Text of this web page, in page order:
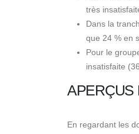
très
Dans la
que 24 % en
Pour le
insatisfaite
APERÇUS
En regardant les